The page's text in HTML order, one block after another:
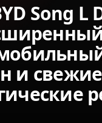
Song L
и свежие